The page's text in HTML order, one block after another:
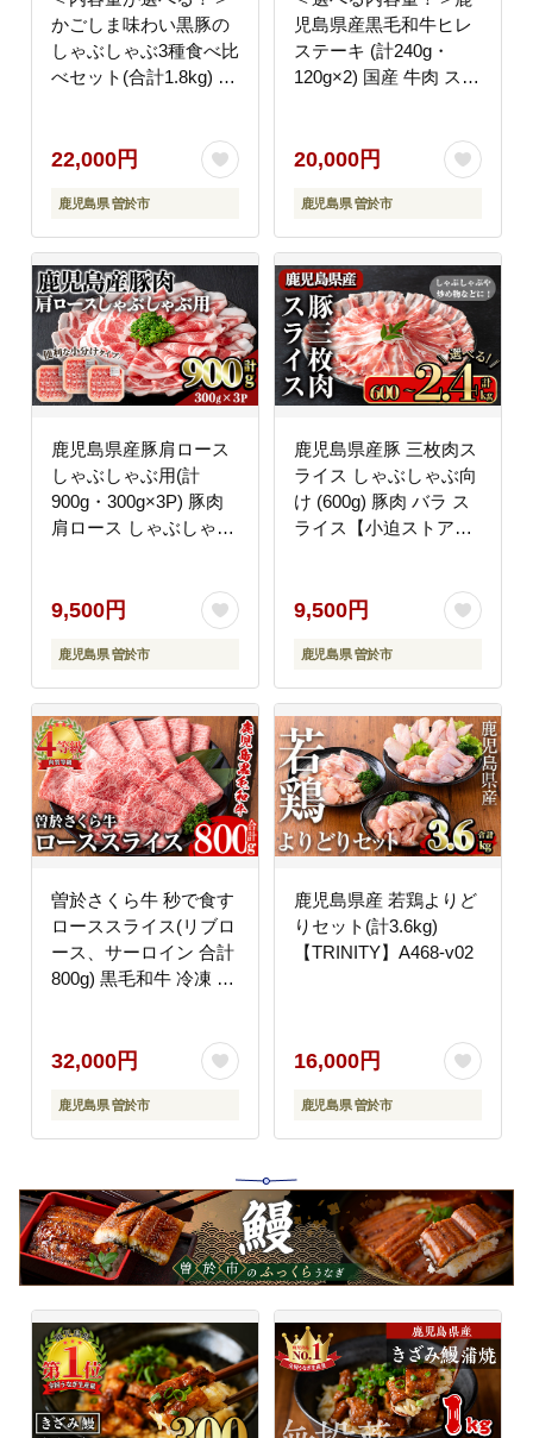
かごしま味わい黒豚の
しゃぶしゃぶ3種食べ比
べセット(合計1.8kg) 鹿
22,000円
鹿児島県 曽於市
児島県産黒毛和牛ヒレ
ステーキ (計240g・
120g×2) 国産 牛肉 ステ
20,000円
鹿児島県 曽於市
鹿児島県産豚肩ロース
しゃぶしゃぶ用(計
900g・300g×3P) 豚肉
肩ロース しゃぶしゃぶ
9,500円
鹿児島県 曽於市
鹿児島県産豚 三枚肉ス
ライス しゃぶしゃぶ向
け (600g) 豚肉 バラ ス
ライス【小迫ストア
9,500円
鹿児島県 曽於市
曽於さくら牛 秒で食す
ローススライス(リブロ
ース、サーロイン 合計
800g) 黒毛和牛 冷凍 ス
32,000円
鹿児島県 曽於市
鹿児島県産 若鶏よりど
りセット(計3.6kg)
【TRINITY】A468-v02
16,000円
鹿児島県 曽於市